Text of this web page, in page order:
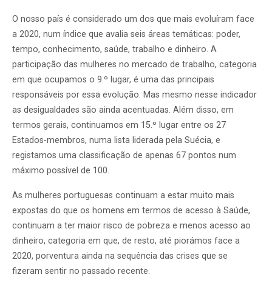
O nosso país é considerado um dos que mais evoluíram face
a 2020, num índice que avalia seis áreas temáticas: poder,
tempo, conhecimento, saúde, trabalho e dinheiro. A
participação das mulheres no mercado de trabalho, categoria
em que ocupamos o 9.º lugar, é uma das principais
responsáveis por essa evolução. Mas mesmo nesse indicador
as desigualdades são ainda acentuadas. Além disso, em
termos gerais, continuamos em 15.º lugar entre os 27
Estados-membros, numa lista liderada pela Suécia, e
registamos uma classificação de apenas 67 pontos num
máximo possível de 100.
As mulheres portuguesas continuam a estar muito mais
expostas do que os homens em termos de acesso à Saúde,
continuam a ter maior risco de pobreza e menos acesso ao
dinheiro, categoria em que, de resto, até piorámos face a
2020, porventura ainda na sequência das crises que se
fizeram sentir no passado recente.